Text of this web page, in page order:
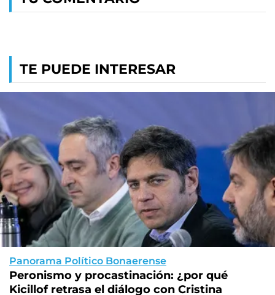
TE PUEDE INTERESAR
Panorama Político Bonaerense
Peronismo y procastinación: ¿por qué
Kicillof retrasa el diálogo con Cristina